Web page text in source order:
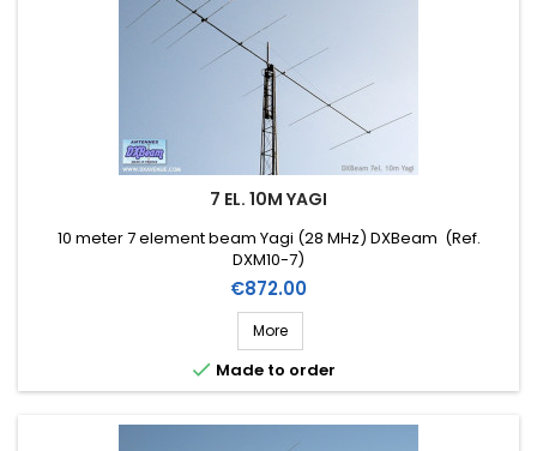
7 EL. 10M YAGI
10 meter 7 element beam Yagi (28 MHz) DXBeam (Ref.
DXM10-7)
Price
€872.00
More
 Made to order